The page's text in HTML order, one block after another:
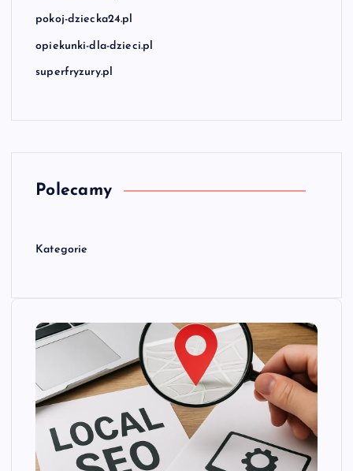
pokoj-dziecka24.pl
opiekunki-dla-dzieci.pl
superfryzury.pl
Polecamy
Kategorie